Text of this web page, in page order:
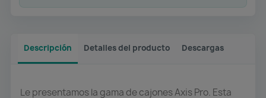
Descripción Detalles del producto Descargas
Le presentamos la gama de cajones Axis Pro. Esta